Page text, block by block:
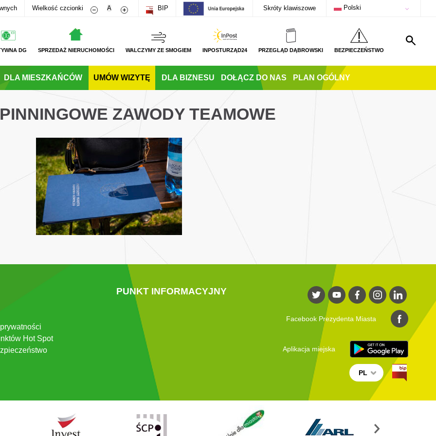
Wielkość czcionki Zmniejsz rozmiar czcionki
A Zwiększ rozmiar czcionki
BIP Skróty klawiszowe Polski
DG SPRZEDAŻ NIERUCHOMOŚCI WALCZYMY ZE SMOGIEM INPOSTURZĄD24 PRZEGLĄD DĄBROWSKI BEZPIECZEŃSTWO
DLA MIESZKAŃCÓW UMÓW WIZYTĘ DLA BIZNESU DOŁĄCZ DO NAS PLAN OGÓLNY
ZAWODY TEAMOWE
Hot Spot
PUNKT INFORMACYJNY
Facebook Prezydenta Miasta
Aplikacja miejska
PL